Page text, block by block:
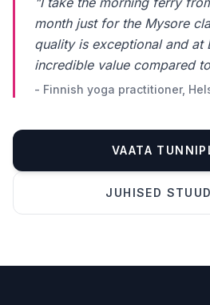
month just for the Mysore
quality is exceptional and at
incredible value compared
- Finnish yoga practitioner,
VAATA
JUHISED